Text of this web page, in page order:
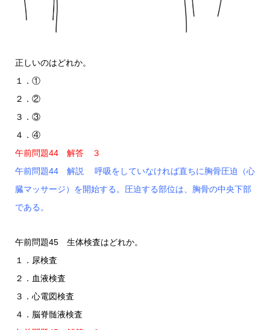
正しいのはどれか。
１．①
２．②
３．③
４．④
午前問題44 解答 ３
午前問題44 解説 呼吸をしていなければ直ちに胸骨圧迫（心
臓マッサージ）を開始する。圧迫する部位は、胸骨の中央下部
である。
午前問題45 生体検査はどれか。
１．尿検査
２．血液検査
３．心電図検査
４．脳脊髄液検査